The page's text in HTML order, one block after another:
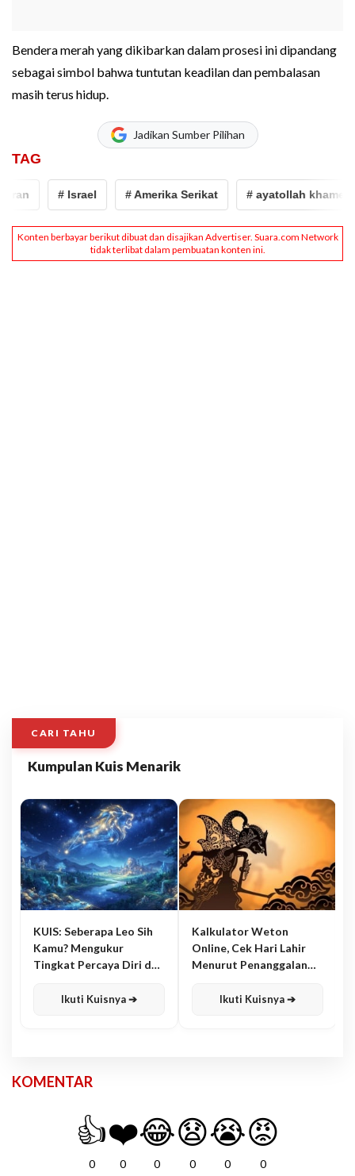
Bendera merah yang dikibarkan dalam prosesi ini dipandang
sebagai simbol bahwa tuntutan keadilan dan pembalasan
masih terus hidup.
Jadikan Sumber Pilihan
TAG
# Israel # Amerika Serikat # ayatollah khamenei
CARI TAHU
Kumpulan Kuis Menarik
KUIS: Seberapa Leo Sih
Kamu? Mengukur
Tingkat Percaya Diri dan
Ikuti Kuisnya ➔
Kalkulator Weton
Online, Cek Hari Lahir
Menurut Penanggalan
Ikuti Kuisnya ➔
KOMENTAR
👍
0
❤️
0
😂
0
😧
0
😭
0
😡
0